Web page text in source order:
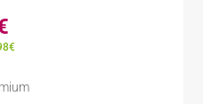
prix
est :